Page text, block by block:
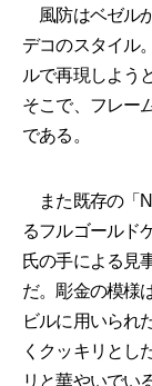
風防はベゼル
デコのスタイル
ルで再現しよう
そこで、フレー
である。
また既存の「
るフルゴールド
氏の手による見
だ。彫金の模様
ビルに用いられ
くクッキリとし
リと華やいでい